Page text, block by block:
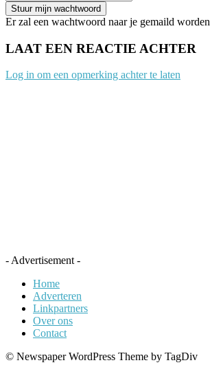
Er zal een wachtwoord naar je gemaild worden
LAAT EEN REACTIE ACHTER
Log in om een opmerking achter te laten
- Advertisement -
Home
Adverteren
Linkpartners
Over ons
Contact
© Newspaper WordPress Theme by TagDiv